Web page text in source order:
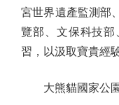
宮世界遺產監測部
覽部、文保科技
習，以汲取寶貴經驗
大熊貓國家公園